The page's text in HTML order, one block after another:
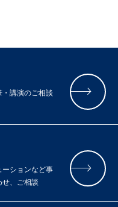
講演のご相談
ーションなど事
、ご相談